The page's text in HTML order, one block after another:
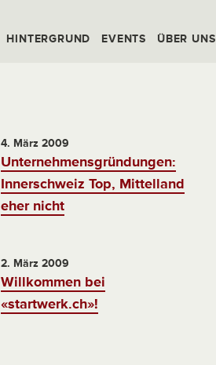
HINTERGRUND EVENTS ÜBER UNS
4. März 2009
Unternehmensgründungen:
Innerschweiz Top, Mittelland
eher nicht
2. März 2009
Willkommen bei
«startwerk.ch»!